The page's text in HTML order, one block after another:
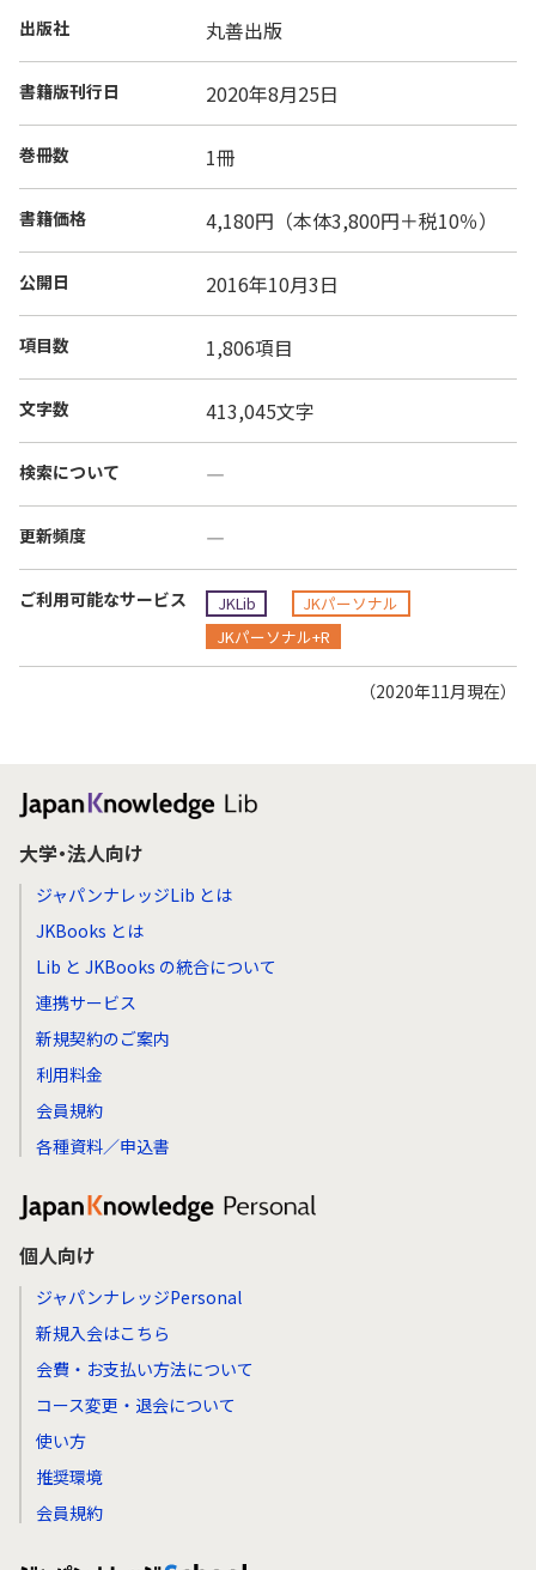
出版社 丸善出版
書籍版刊行日 2020年8月25日
巻冊数 1冊
書籍価格 4,180円（本体3,800円＋税10％）
公開日 2016年10月3日
項目数 1,806項目
文字数 413,045文字
検索について ―
更新頻度 ―
ご利用可能なサービス JKLib
JKパーソナル
JKパーソナル+R
（2020年11月現在）
大学・法人向け
ジャパンナレッジLib とは
JKBooks とは
Lib と JKBooks の統合について
連携サービス
新規契約のご案内
利用料金
会員規約
各種資料／申込書
個人向け
ジャパンナレッジPersonal
新規入会はこちら
会費・お支払い方法について
コース変更・退会について
使い方
推奨環境
会員規約